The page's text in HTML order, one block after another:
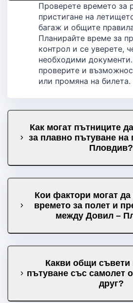
Проверете времето за
пристигане на
багаж и общите
Планирайте време за
контрол и се уверете,
необходими
проверите и
или промяна на билета.
Как могат пътниците
за плавно пътуване на
Пловдив?
Кои фактори могат
времето за полет и
между Довил –
Какви общи съвети
пътуване със самолет
друг?